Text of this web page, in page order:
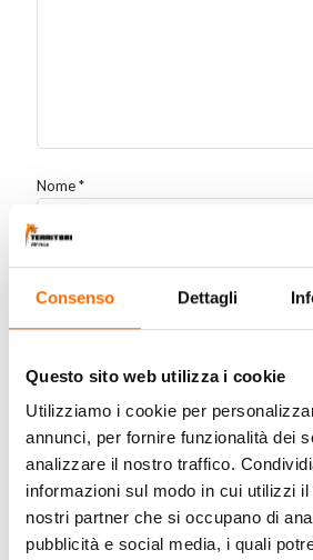
Consenso Dettagli
Questo sito web utilizza i cookie
Utilizziamo i cookie per
annunci, per fornire funzionalità dei
analizzare il nostro traffico.
informazioni sul modo in cui utilizzi
nostri partner che si occupano di
pubblicità e social media, i quali
Nome*
Email*
Sito web
Salva il mio nome, email e sito web in
prossima volta che commento.